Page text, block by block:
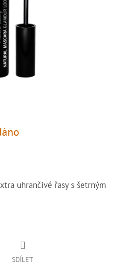
uhrančivé řasy s šetrným
SDÍLET